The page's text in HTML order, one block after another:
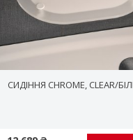
СИДІННЯ CHROME, CLEAR/